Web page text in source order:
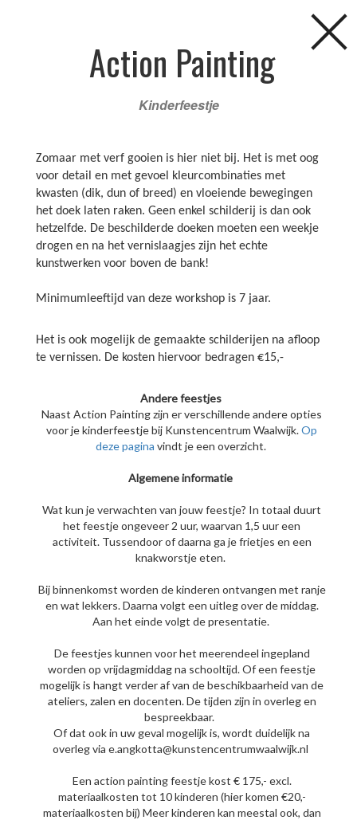
CURSUSSEN
De leukste kinderfeestjes vier
je bij het Kunstencentrum!
Schaduwtheater
Action Painting
Kinderfeestje
Zomaar met verf gooien is hier niet bij. Het is met oog
voor detail en met gevoel kleurcombinaties met
kwasten (dik, dun of breed) en vloeiende bewegingen
het doek laten raken. Geen enkel schilderij is dan ook
hetzelfde. De beschilderde doeken moeten een weekje
drogen en na het vernislaagjes zijn het echte
kunstwerken voor boven de bank!
Minimumleeftijd van deze workshop is 7 jaar.
Het is ook mogelijk de gemaakte schilderijen na afloop
te vernissen. De kosten hiervoor bedragen €15,-
Andere feestjes
Naast Action Painting zijn er verschillende andere opties
voor je kinderfeestje bij Kunstencentrum Waalwijk.Op
deze pagina vindt je een overzicht.
Algemene informatie
Wat kun je verwachten van jouw feestje? In totaal duurt
het feestje ongeveer 2 uur, waarvan 1,5 uur een
activiteit. Tussendoor of daarna ga je frietjes en een
knakworstje eten.
Bij binnenkomst worden de kinderen ontvangen met ranje
en wat lekkers. Daarna volgt een uitleg over de middag.
Aan het einde volgt de presentatie.
De feestjes kunnen voor het meerendeel ingepland
worden op vrijdagmiddag na schooltijd. Of een feestje
mogelijk is hangt verder af van de beschikbaarheid van de
ateliers, zalen en docenten. De tijden zijn in overleg en
bespreekbaar.
Of dat ook in uw geval mogelijk is, wordt duidelijk na
overleg via e.angkotta@kunstencentrumwaalwijk.nl
Een action painting feestje kost € 175,- excl.
materiaalkosten tot 10 kinderen (hier komen €20,-
materiaalkosten bij) Meer kinderen kan meestal ook, dan